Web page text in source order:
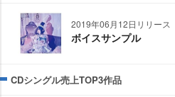
2019年06月12日リリース
ボイスサンプル
CDシングル売上TOP3作品